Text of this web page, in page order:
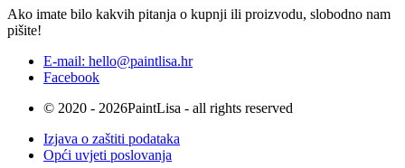
Ako imate bilo kakvih pitanja o kupnji ili proizvodu, slobodno nam
pišite!
E-mail: hello@paintlisa.hr
Facebook
© 2020 - 2026PaintLisa - all rights reserved
Izjava o zaštiti podataka
Opći uvjeti poslovanja